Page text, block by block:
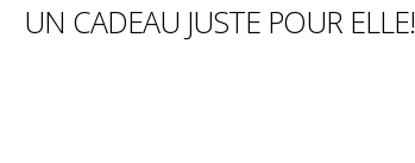
UN CADEAU JUSTE POUR ELLE!